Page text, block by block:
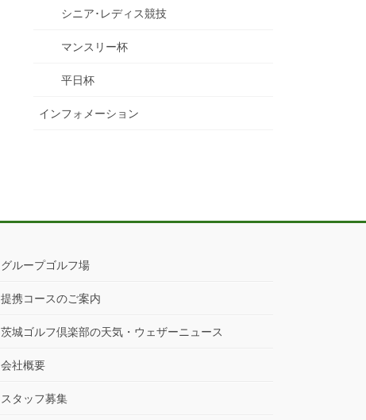
シニア･レディス競技
マンスリー杯
平日杯
インフォメーション
グループゴルフ場
提携コースのご案内
茨城ゴルフ倶楽部の天気・ウェザーニュース
会社概要
スタッフ募集